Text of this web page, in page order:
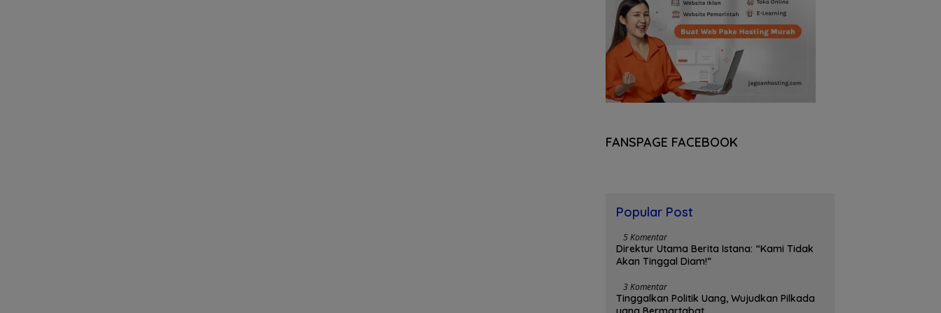
FANSPAGE FACEBOOK
Popular Post
5 Komentar
Direktur Utama Berita Istana: “Kami Tidak
Akan Tinggal Diam!”
3 Komentar
Tinggalkan Politik Uang, Wujudkan Pilkada